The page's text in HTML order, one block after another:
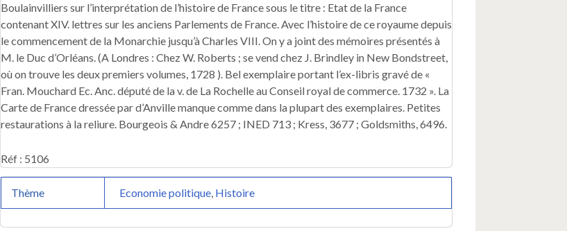
Gouvernement
ecclesiastique,
le
militaire,
les
finances,
le
manufactures,
le
des
Boulainvilliers sur l’interprétation de l’histoire de France sous le titre : Etat de la France
contenant XIV. lettres sur les anciens Parlements de France. Avec l’histoire de ce royaume depuis
le commencement de la Monarchie jusqu’à Charles VIII. On y a joint des mémoires présentés à
M. le Duc d’Orléans. (A Londres : Chez W. Roberts ; se vend chez J. Brindley in New Bondstreet,
où on trouve les deux premiers volumes, 1728 ). Bel exemplaire portant l’ex-libris gravé de «
Fran. Mouchard Ec. Anc. député de la v. de La Rochelle au Conseil royal de commerce. 1732 ». La
Carte de France dressée par d’Anville manque comme dans la plupart des exemplaires. Petites
restaurations à la reliure. Bourgeois & Andre 6257 ; INED 713 ; Kress, 3677 ; Goldsmiths, 6496.
Réf : 5106
Thème Economie politique, Histoire